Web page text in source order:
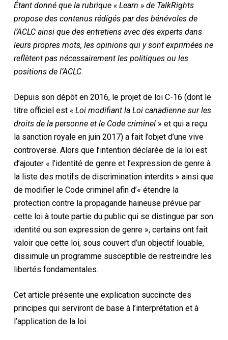
Étant donné que la rubrique « Learn » de TalkRights
propose des contenus rédigés par des bénévoles de
l’ACLC ainsi que des entretiens avec des experts dans
leurs propres mots, les opinions qui y sont exprimées ne
reflètent pas nécessairement les politiques ou les
positions de l’ACLC.
Depuis son dépôt en 2016, le projet de loi C-16 (dont le
titre officiel est « Loi modifiant la Loi canadienne sur les
droits de la personne et le Code criminel» et qui a reçu
la sanction royale en juin 2017) a fait l’objet d’une vive
controverse. Alors que l’intention déclarée de la loi est
d’ajouter « l’identité de genre et l’expression de genre à
la liste des motifs de discrimination interdits » ainsi que
de modifier le Code criminel afin d’« étendre la
protection contre la propagande haineuse prévue par
cette loi à toute partie du public qui se distingue par son
identité ou son expression de genre », certains ont fait
valoir que cette loi, sous couvert d’un objectif louable,
dissimule un programme susceptible de restreindre les
libertés fondamentales.
Cet article présente une explication succincte des
principes qui serviront de base à l’interprétation et à
l’application de la loi.